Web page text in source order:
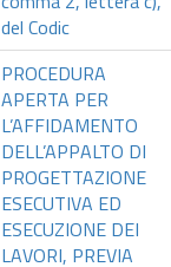
del Codic
PROCEDURA
APERTA PER
L’AFFIDAMENTO
DELL’APPALTO DI
PROGETTAZIONE
ESECUTIVA ED
ESECUZIONE DEI
LAVORI, PREVIA